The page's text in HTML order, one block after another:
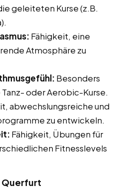
geleiteten Kurse (z.B.
Fähigkeit, eine
Atmosphäre zu
Besonders
oder Aerobic-Kurse.
abwechslungsreiche und
zu entwickeln.
Fähigkeit, Übungen für
Fitnesslevels
Querfurt